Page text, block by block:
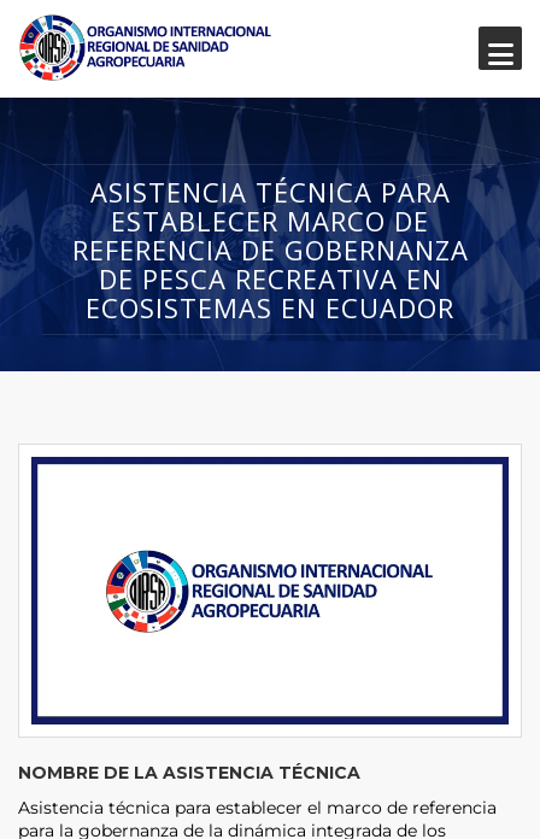
ASISTENCIA TÉCNICA PARA
ESTABLECER MARCO DE
REFERENCIA DE GOBERNANZA
DE PESCA RECREATIVA EN
ECOSISTEMAS EN ECUADOR
NOMBRE DE LA ASISTENCIA TÉCNICA
Asistencia técnica para establecer el marco de referencia
para la gobernanza de la dinámica integrada de los